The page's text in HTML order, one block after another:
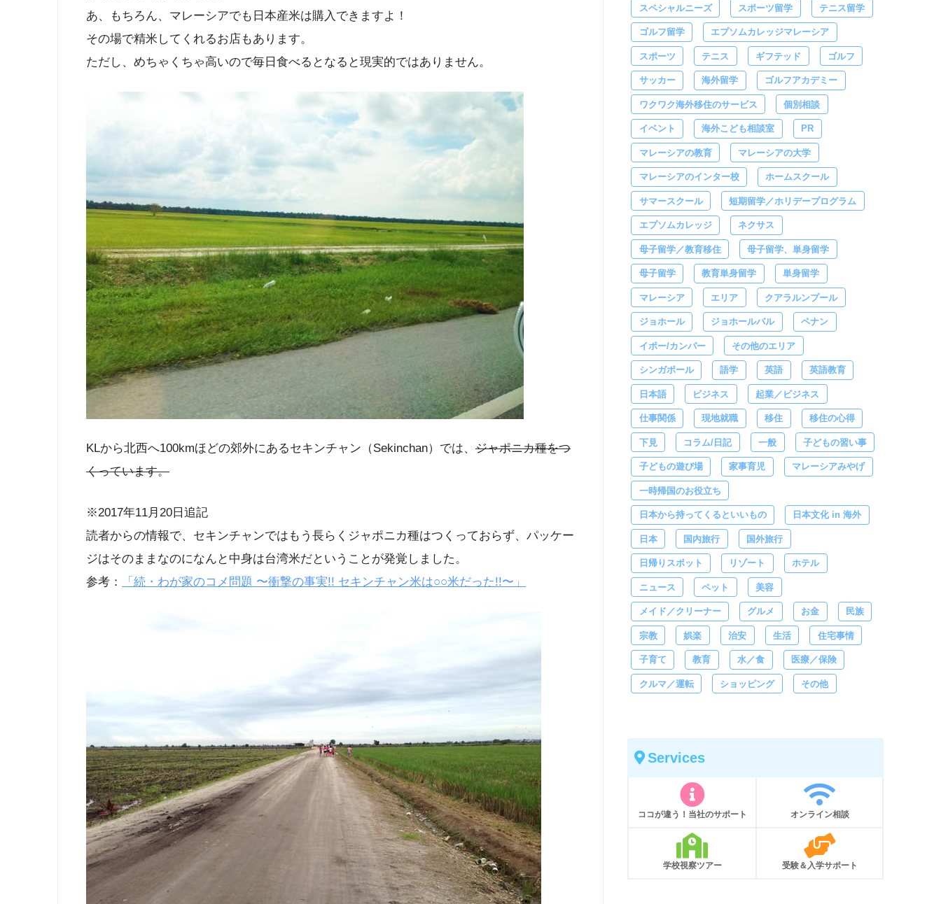
あ、もちろん、マレーシアでも日本産米は購入できますよ！
その場で精米してくれるお店もあります。
ただし、めちゃくちゃ高いので毎日食べるとなると現実的ではありません。
KLから北西へ100kmほどの郊外にあるセキンチャン（Sekinchan）では、 ジャポニカ種をつ
くっています。
※2017年11月20日追記
読者からの情報で、セキンチャンではもう長らくジャポニカ種はつくっておらず、パッケー
ジはそのままなのになんと中身は台湾米だということが発覚しました。
参考：
「続・わが家のコメ問題 〜衝撃の事実!! セキンチャン米は○○米だった!!〜」
スペシャルニーズ スポーツ留学 テニス留学
ゴルフ留学 エプソムカレッジマレーシア
スポーツ テニス ギフテッド ゴルフ
サッカー 海外留学 ゴルフアカデミー
ワクワク海外移住のサービス 個別相談
イベント 海外こども相談室 PR
マレーシアの教育 マレーシアの大学
マレーシアのインター校 ホームスクール
サマースクール 短期留学／ホリデープログラム
エプソムカレッジ ネクサス
母子留学／教育移住 母子留学、単身留学
母子留学 教育単身留学 単身留学
マレーシア エリア クアラルンプール
ジョホール ジョホールバル ペナン
イポー/カンパー その他のエリア
シンガポール 語学 英語 英語教育
日本語 ビジネス 起業／ビジネス
仕事関係 現地就職 移住 移住の心得
下見 コラム/日記 一般 子どもの習い事
子どもの遊び場 家事育児 マレーシアみやげ
一時帰国のお役立ち
日本から持ってくるといいもの 日本文化 in 海外
日本 国内旅行 国外旅行
日帰りスポット リゾート ホテル
ニュース ペット 美容
メイド／クリーナー グルメ お金 民族
宗教 娯楽 治安 生活 住宅事情
子育て 教育 水／食 医療／保険
クルマ／運転 ショッピング その他
Services
ココが違う！当社のサポート オンライン相談
学校視察ツアー 受験＆入学サポート